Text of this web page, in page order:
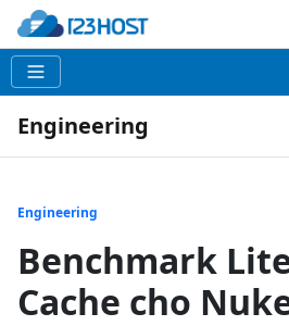
Engineering
Engineering
Benchmark
Cache cho